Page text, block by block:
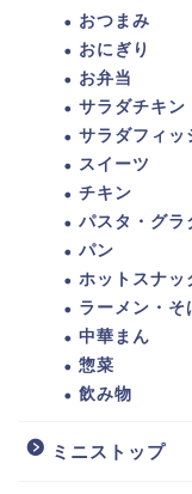
おつまみ
おにぎり
お弁当
サラダチキン
サラダフィッ
スイーツ
チキン
パスタ・グラ
パン
ホットスナッ
ラーメン・そ
中華まん
惣菜
飲み物
ミニストップ